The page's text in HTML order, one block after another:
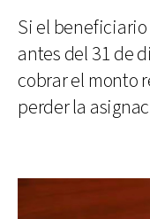
Si el
antes del 31 de
cobrar el monto
perder la